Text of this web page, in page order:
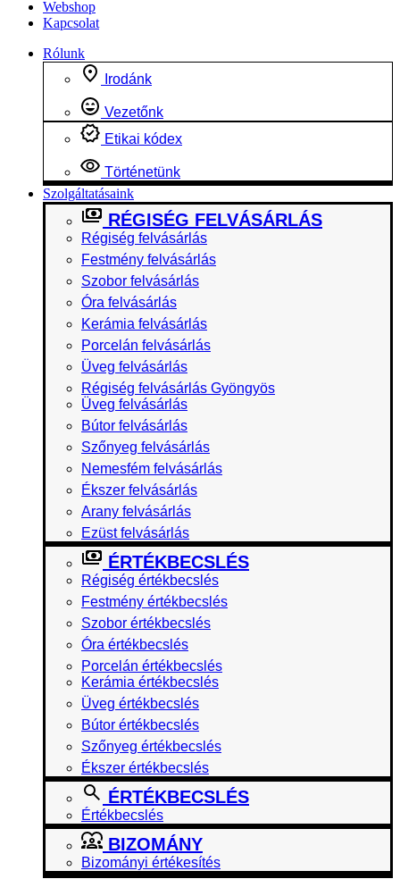
Webshop
Kapcsolat
Rólunk
Irodánk
Vezetőnk
Etikai kódex
Történetünk
Szolgáltatásaink
RÉGISÉG FELVÁSÁRLÁS
Régiség felvásárlás
Festmény felvásárlás
Szobor felvásárlás
Óra felvásárlás
Kerámia felvásárlás
Porcelán felvásárlás
Üveg felvásárlás
Régiség felvásárlás Gyöngyös
Üveg felvásárlás
Bútor felvásárlás
Szőnyeg felvásárlás
Nemesfém felvásárlás
Ékszer felvásárlás
Arany felvásárlás
Ezüst felvásárlás
ÉRTÉKBECSLÉS
Régiség értékbecslés
Festmény értékbecslés
Szobor értékbecslés
Óra értékbecslés
Porcelán értékbecslés
Kerámia értékbecslés
Üveg értékbecslés
Bútor értékbecslés
Szőnyeg értékbecslés
Ékszer értékbecslés
ÉRTÉKBECSLÉS
Értékbecslés
BIZOMÁNY
Bizományi értékesítés